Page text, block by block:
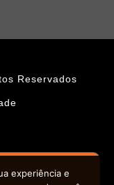
Reservados
experiência e